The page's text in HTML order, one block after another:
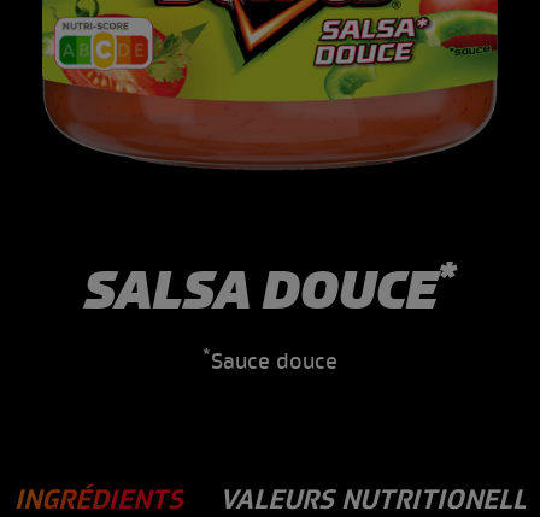
SALSA DOUCE*
*Sauce douce
INGRÉDIENTS VALEURS